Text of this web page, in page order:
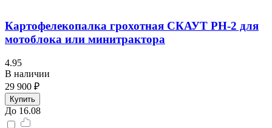
Картофелекопалка грохотная СКАУТ PH-2 для
мотоблока или минитрактора
4.95
В наличии
29 900 ₽
Купить
До 16.08